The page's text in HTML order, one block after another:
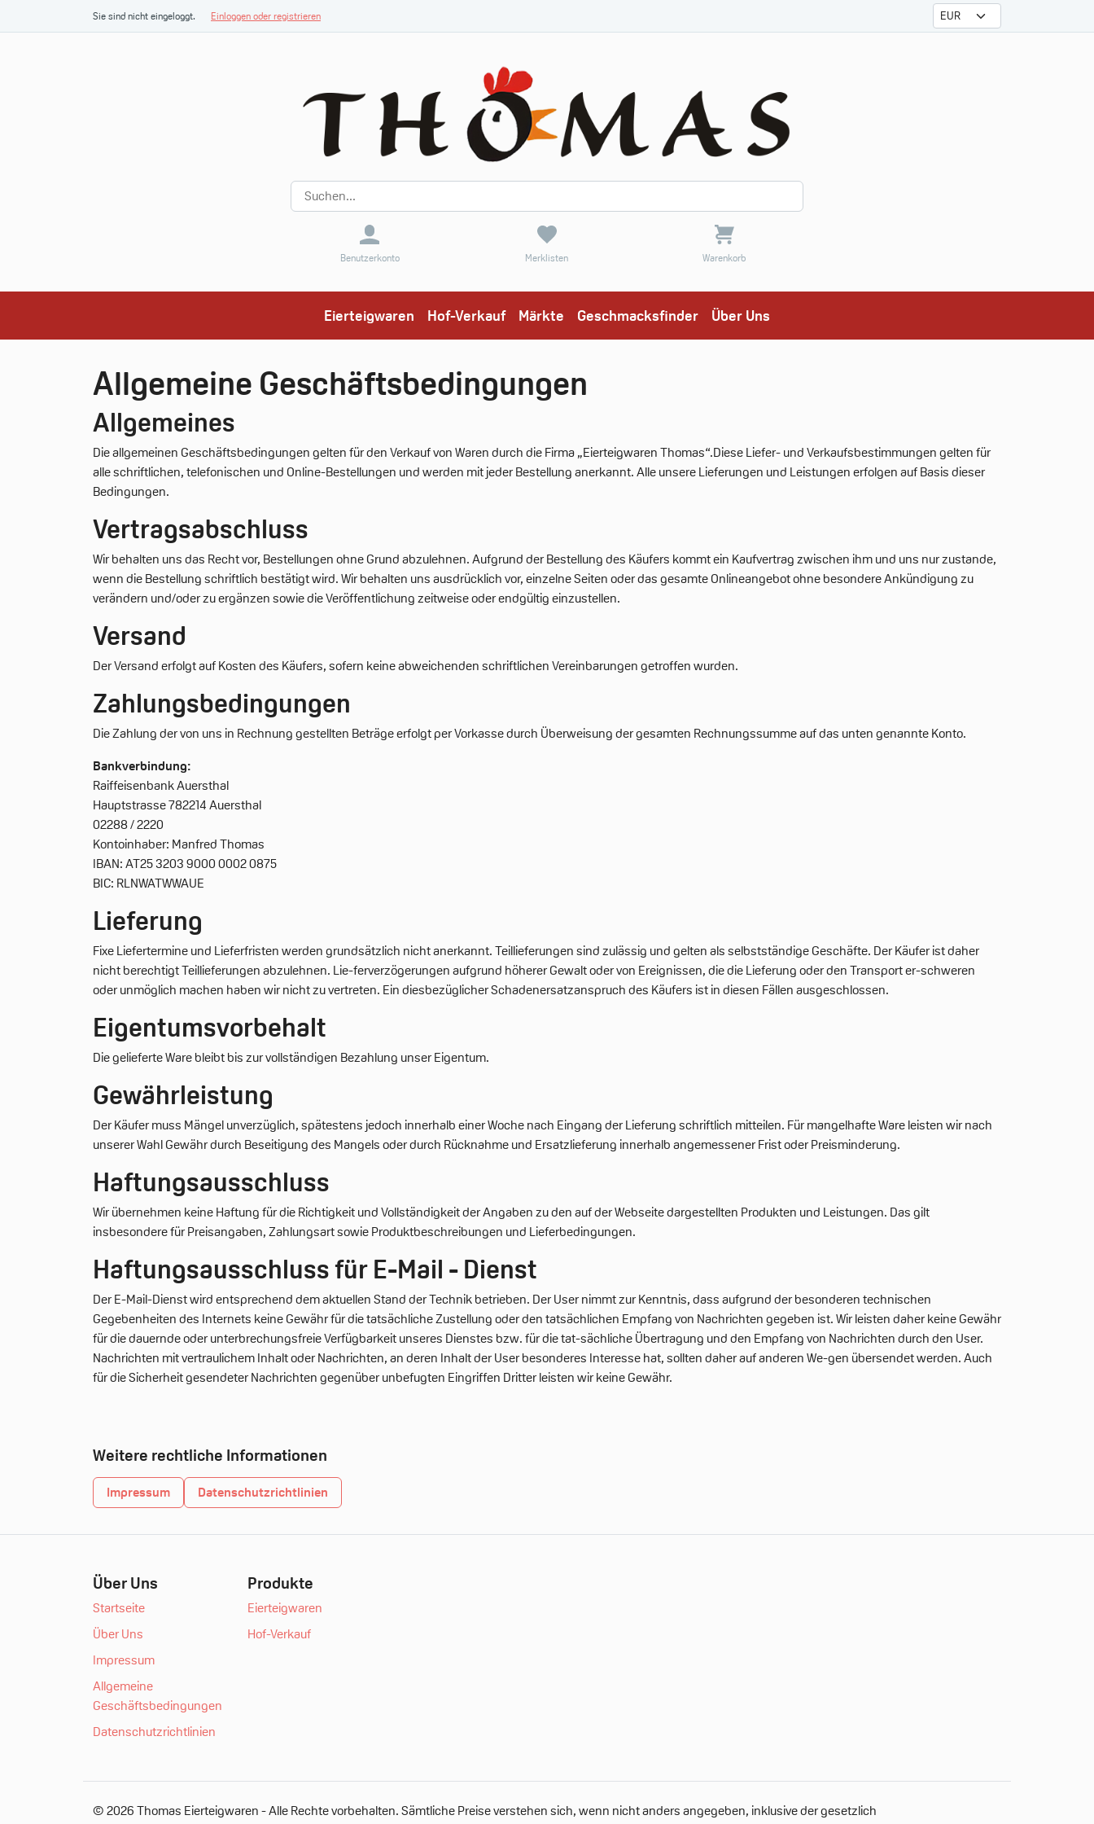
Sie sind nicht eingeloggt. Einloggen oder registrieren
Benutzerkonto Merklisten Warenkorb
Eierteigwaren Hof-Verkauf Märkte Geschmacksfinder Über Uns
Allgemeine Geschäftsbedingungen
Allgemeines
Die allgemeinen Geschäftsbedingungen gelten für den Verkauf von Waren durch die Firma „Eierteigwaren Thomas“.Diese Liefer- und Verkaufsbestimmungen gelten für
alle schriftlichen, telefonischen und Online-Bestellungen und werden mit jeder Bestellung anerkannt. Alle unsere Lieferungen und Leistungen erfolgen auf Basis dieser
Bedingungen.
Vertragsabschluss
Wir behalten uns das Recht vor, Bestellungen ohne Grund abzulehnen. Aufgrund der Bestellung des Käufers kommt ein Kaufvertrag zwischen ihm und uns nur zustande,
wenn die Bestellung schriftlich bestätigt wird. Wir behalten uns ausdrücklich vor, einzelne Seiten oder das gesamte Onlineangebot ohne besondere Ankündigung zu
verändern und/oder zu ergänzen sowie die Veröffentlichung zeitweise oder endgültig einzustellen.
Versand
Der Versand erfolgt auf Kosten des Käufers, sofern keine abweichenden schriftlichen Vereinbarungen getroffen wurden.
Zahlungsbedingungen
Die Zahlung der von uns in Rechnung gestellten Beträge erfolgt per Vorkasse durch Überweisung der gesamten Rechnungssumme auf das unten genannte Konto.
Bankverbindung:
Raiffeisenbank Auersthal
Hauptstrasse 782214 Auersthal
02288 / 2220
Kontoinhaber: Manfred Thomas
IBAN: AT25 3203 9000 0002 0875
BIC: RLNWATWWAUE
Lieferung
Fixe Liefertermine und Lieferfristen werden grundsätzlich nicht anerkannt. Teillieferungen sind zulässig und gelten als selbstständige Geschäfte. Der Käufer ist daher
nicht berechtigt Teillieferungen abzulehnen. Lie-ferverzögerungen aufgrund höherer Gewalt oder von Ereignissen, die die Lieferung oder den Transport er-schweren
oder unmöglich machen haben wir nicht zu vertreten. Ein diesbezüglicher Schadenersatzanspruch des Käufers ist in diesen Fällen ausgeschlossen.
Eigentumsvorbehalt
Die gelieferte Ware bleibt bis zur vollständigen Bezahlung unser Eigentum.
Gewährleistung
Der Käufer muss Mängel unverzüglich, spätestens jedoch innerhalb einer Woche nach Eingang der Lieferung schriftlich mitteilen. Für mangelhafte Ware leisten wir nach
unserer Wahl Gewähr durch Beseitigung des Mangels oder durch Rücknahme und Ersatzlieferung innerhalb angemessener Frist oder Preisminderung.
Haftungsausschluss
Wir übernehmen keine Haftung für die Richtigkeit und Vollständigkeit der Angaben zu den auf der Webseite dargestellten Produkten und Leistungen. Das gilt
insbesondere für Preisangaben, Zahlungsart sowie Produktbeschreibungen und Lieferbedingungen.
Haftungsausschluss für E-Mail - Dienst
Der E-Mail-Dienst wird entsprechend dem aktuellen Stand der Technik betrieben. Der User nimmt zur Kenntnis, dass aufgrund der besonderen technischen
Gegebenheiten des Internets keine Gewähr für die tatsächliche Zustellung oder den tatsächlichen Empfang von Nachrichten gegeben ist. Wir leisten daher keine Gewähr
für die dauernde oder unterbrechungsfreie Verfügbarkeit unseres Dienstes bzw. für die tat-sächliche Übertragung und den Empfang von Nachrichten durch den User.
Nachrichten mit vertraulichem Inhalt oder Nachrichten, an deren Inhalt der User besonderes Interesse hat, sollten daher auf anderen We-gen übersendet werden. Auch
für die Sicherheit gesendeter Nachrichten gegenüber unbefugten Eingriffen Dritter leisten wir keine Gewähr.
Weitere rechtliche Informationen
Impressum Datenschutzrichtlinien
Über Uns
Startseite
Über Uns
Impressum
Allgemeine
Geschäftsbedingungen
Datenschutzrichtlinien
Produkte
Eierteigwaren
Hof-Verkauf
© 2026 Thomas Eierteigwaren - Alle Rechte vorbehalten. Sämtliche Preise verstehen sich, wenn nicht anders angegeben, inklusive der gesetzlich